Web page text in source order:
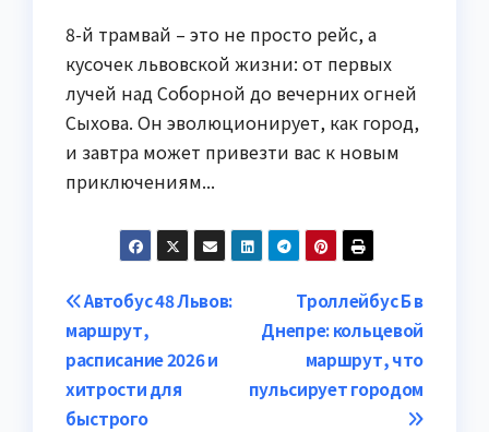
8-й трамвай – это не просто рейс, а
кусочек львовской жизни: от первых
лучей над Соборной до вечерних огней
Сыхова. Он эволюционирует, как город,
и завтра может привезти вас к новым
приключениям...
Навигация
по
записям
Троллейбус Б в
Днепре: кольцевой
маршрут, что
пульсирует городом
Автобус 48 Львов:
маршрут,
расписание 2026 и
хитрости для
быстрого